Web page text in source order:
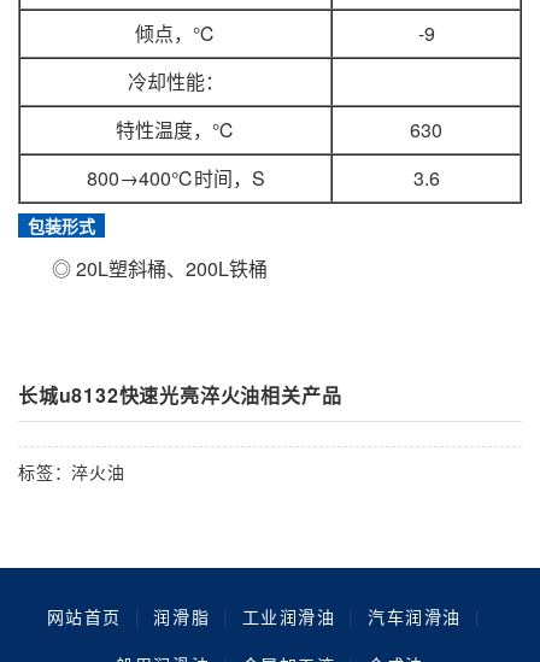
倾点，℃
-9
冷却性能：
特性温度，℃
630
800→400℃时间，S
3.6
包装形式
◎ 20L塑斜桶、200L铁桶
长城u8132快速光亮淬火油相关产品
标签：淬火油
网站首页 | 润滑脂 | 工业润滑油 | 汽车润滑油
|